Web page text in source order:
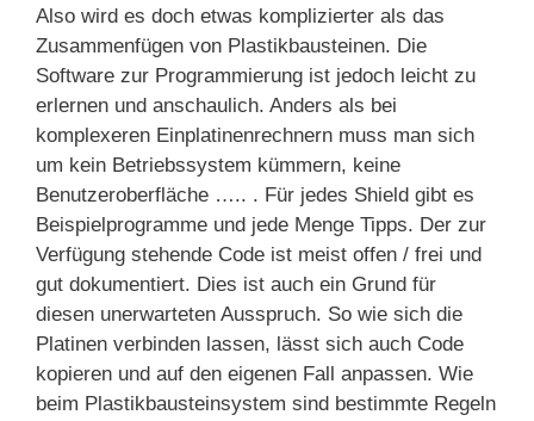
Also wird es doch etwas komplizierter als das
Zusammenfügen von Plastikbausteinen. Die
Software zur Programmierung ist jedoch leicht zu
erlernen und anschaulich. Anders als bei
komplexeren Einplatinenrechnern muss man sich
um kein Betriebssystem kümmern, keine
Benutzeroberfläche ….. . Für jedes Shield gibt es
Beispielprogramme und jede Menge Tipps. Der zur
Verfügung stehende Code ist meist offen / frei und
gut dokumentiert. Dies ist auch ein Grund für
diesen unerwarteten Ausspruch. So wie sich die
Platinen verbinden lassen, lässt sich auch Code
kopieren und auf den eigenen Fall anpassen. Wie
beim Plastikbausteinsystem sind bestimmte Regeln